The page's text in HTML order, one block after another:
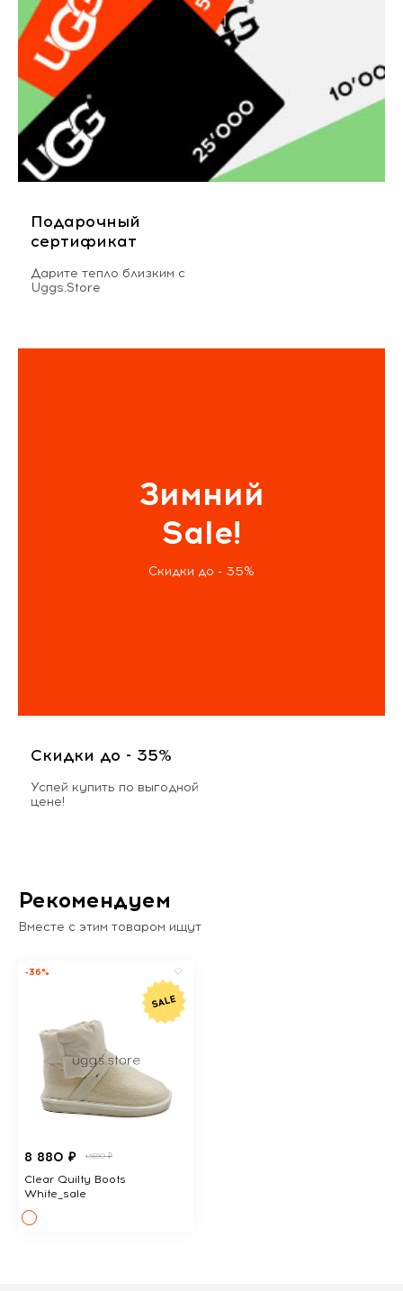
Подарочный
сертификат
Дарите тепло близким с
Uggs.Store
Зимний
Sale!
Скидки до - 35%
Скидки до - 35%
Успей купить по выгодной
цене!
Рекомендуем
Вместе с этим товаром ищут
-36%
8 880 ₽ 13690 ₽
Clear Quilty Boots
White_sale